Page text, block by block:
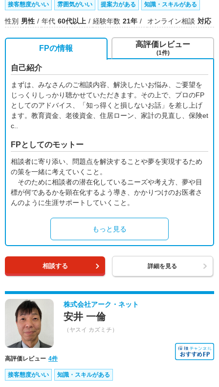
接客態度がいい 雰囲気がいい 提案力がある 知識・スキルがある
性別 男性 年代 60代以上 経験年数 21年 オンライン相談 対応
FPの情報
自己紹介
まずは、みなさんのご相談内容、解決したいお悩み、ご要望を
じっくりしっかり聴かせていただきます。その上で、プロのFP
としてのアドバイス、「知っ得くと損しないお話」を差し上げ
ます。教育資金、老後資金、住居ローン、家計の見直し、保険et
c..
FPとしてのモットー
相談者に寄り添い、問題点を解決することや夢を実現するため
の策を一緒に考えていくこと。
そのために相談者の潜在化しているニーズや考え方、夢や目
標が何であるかを顕在化するよう導き、かかりつけのお医者さ
んのように生涯サポートしていくこと。
もっと見る
高評価レビュー
(1件)
相談する 詳細を見る
株式会社アーク・ネット
安井 一倫
（ヤスイ カズミチ）
高評価レビュー 4件
接客態度がいい 知識・スキルがある